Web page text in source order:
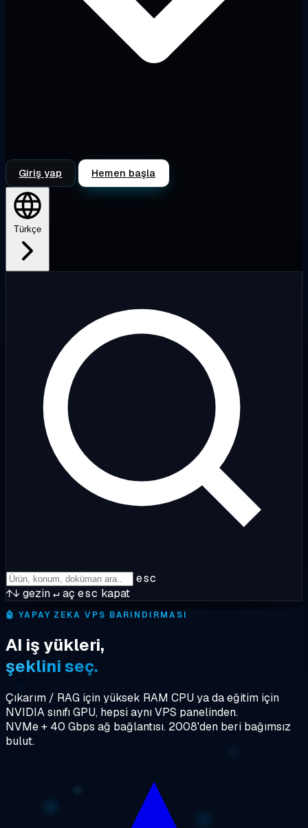
Giriş yap Hemen başla
Türkçe
esc
↑↓ gezin↵aç esc kapat
🤖 YAPAY ZEKA VPS BARINDIRMASI
AI iş yükleri,
şeklini seç.
Çıkarım / RAG için yüksek RAM CPU ya da eğitim için
NVIDIA sınıfı GPU, hepsi aynı VPS panelinden.
NVMe + 40 Gbps ağ bağlantısı. 2008'den beri bağımsız
bulut.